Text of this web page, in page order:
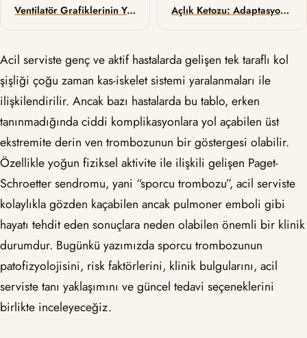
Ventilatör Grafiklerinin Yorumu: Waveforms ve Loops Serisi – 3 Açlık Ketozu: Adaptasyon mu Alarm mı?
Acil serviste genç ve aktif hastalarda gelişen tek taraflı kol
şişliği çoğu zaman kas-iskelet sistemi yaralanmaları ile
ilişkilendirilir. Ancak bazı hastalarda bu tablo, erken
tanınmadığında ciddi komplikasyonlara yol açabilen üst
ekstremite derin ven trombozunun bir göstergesi olabilir.
Özellikle yoğun fiziksel aktivite ile ilişkili gelişen Paget-
Schroetter sendromu, yani “sporcu trombozu”, acil serviste
kolaylıkla gözden kaçabilen ancak pulmoner emboli gibi
hayatı tehdit eden sonuçlara neden olabilen önemli bir klinik
durumdur. Bugünkü yazımızda sporcu trombozunun
patofizyolojisini, risk faktörlerini, klinik bulgularını, acil
serviste tanı yaklaşımını ve güncel tedavi seçeneklerini
birlikte inceleyeceğiz.